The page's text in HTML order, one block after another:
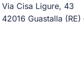
Via Cisa Ligure, 43
42016 Guastalla (RE)